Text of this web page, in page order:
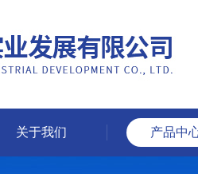
关于我们 产品中